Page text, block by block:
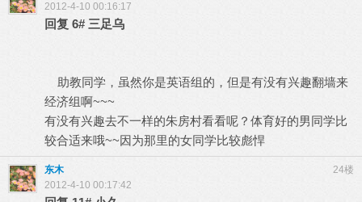
2012-4-10 00:16:17
回复 6# 三足乌
助教同学，虽然你是英语组的，但是有没有兴趣翻墙来
经济组啊~~~
有没有兴趣去不一样的朱房村看看呢？体育好的男同学比
较合适来哦~~因为那里的女同学比较彪悍
24楼
东木
2012-4-10 00:17:42